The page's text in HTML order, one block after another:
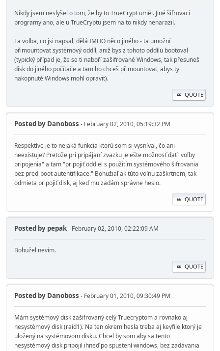
Nikdy jsem neslyšel o tom, že by to TrueCrypt uměl. Jiné šifrovací
programy ano, ale u TrueCryptu jsem na to nikdy nenarazil.
Ta volba, co jsi napsal, dělá IMHO něco jiného - ta umožní
přimountovat systémový oddíl, aniž bys z tohoto oddílu bootoval
(typický případ je, že se ti naboří zašifrované Windows, tak přesuneš
disk do jiného počítače a tam ho chceš přimountovat, abys ty
nakopnuté Windows mohl opravit).
QUOTE
Posted by Danoboss - February 02, 2010, 05:19:32 PM
Respektíve je to nejaká funkcia ktorú som si vysníval, čo ani
neexistuje? Pretože pri pripájaní zväzku je ešte možnosť dať "voľby
pripojenia" a tam "pripojiť oddiel s použitím systémového šifrovania
bez pred-boot autentifikace." Bohužiaľ ak túto voľnu zaškrtnem, tak
odmieta pripojiť disk, aj keď mu zadám správne heslo.
QUOTE
Posted by pepak- February 02, 2010, 02:22:09 AM
Bohužel nevím.
QUOTE
Posted by Danoboss - February 01, 2010, 09:30:49 PM
Mám systémový disk zašifrovaný celý Truecryptom a rovnako aj
nesystémový disk (raid1). Na ten okrem hesla treba aj keyfile ktorý je
uložený na systémovom disku. Chcel by som aby sa tento
nesystémový disk pripojil ihneď po spustení windows, bez zadávania